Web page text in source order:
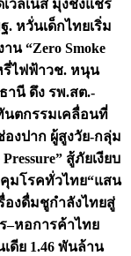
วลเนส มุ่งชิงแชร์
หวั่นเด็กไทยเริ่ม
น “Zero Smoke
รี่ไฟฟ้าวช. หนุน
านี ดึง รพ.สต.-
ตกรรมเคลื่อนที่
งปาก ผู้สูงวัย-กลุ่ม
สู้ภัยเงียบ
คุมโรคทั่วไทย“แสน
องดื่มชูกำลังไทยสู่
–หอการค้าไทย
ดีย 1.46 พันล้าน